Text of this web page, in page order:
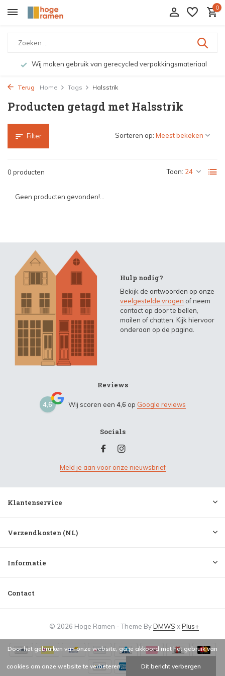
0
Wij maken gebruik van gerecycled verpakkingsmateriaal
Terug Home Tags Halsstrik
Producten getagd met Halsstrik
Filter
0 producten Toon:
Sorteren op:
Geen producten gevonden!...
Hulp nodig?
Bekijk de antwoorden op onze
veelgestelde vragen of neem
contact op door te bellen,
mailen of chatten. Kijk hiervoor
onderaan op de pagina.
Reviews
4,6 Wij scoren een 4,6 op Google reviews
Socials
Meld je aan voor onze nieuwsbrief
Klantenservice
Verzendkosten (NL)
Informatie
Contact
© 2026 Hoge Ramen - Theme ByDMWS xPlus+
Door het gebruiken van onze website, ga je akkoord met het gebruik van
cookies om onze website te verbeteren. Dit bericht verbergen